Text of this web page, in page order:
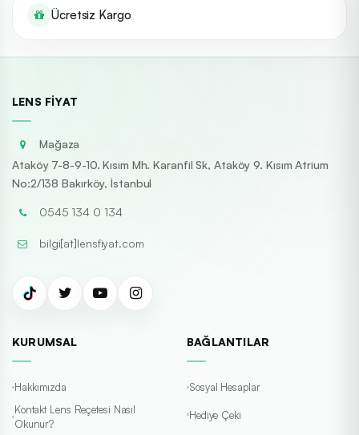
Ücretsiz Kargo
LENS FIYAT
Mağaza
Ataköy 7-8-9-10. Kısım Mh. Karanfil Sk, Ataköy 9. Kısım Atrium
No:2/138 Bakırköy, İstanbul
0545 134 0 134
bilgi[at]lensfiyat.com
KURUMSAL
Hakkımızda
Kontakt Lens Reçetesi Nasıl
Okunur?
BAĞLANTILAR
Sosyal Hesaplar
Hediye Çeki